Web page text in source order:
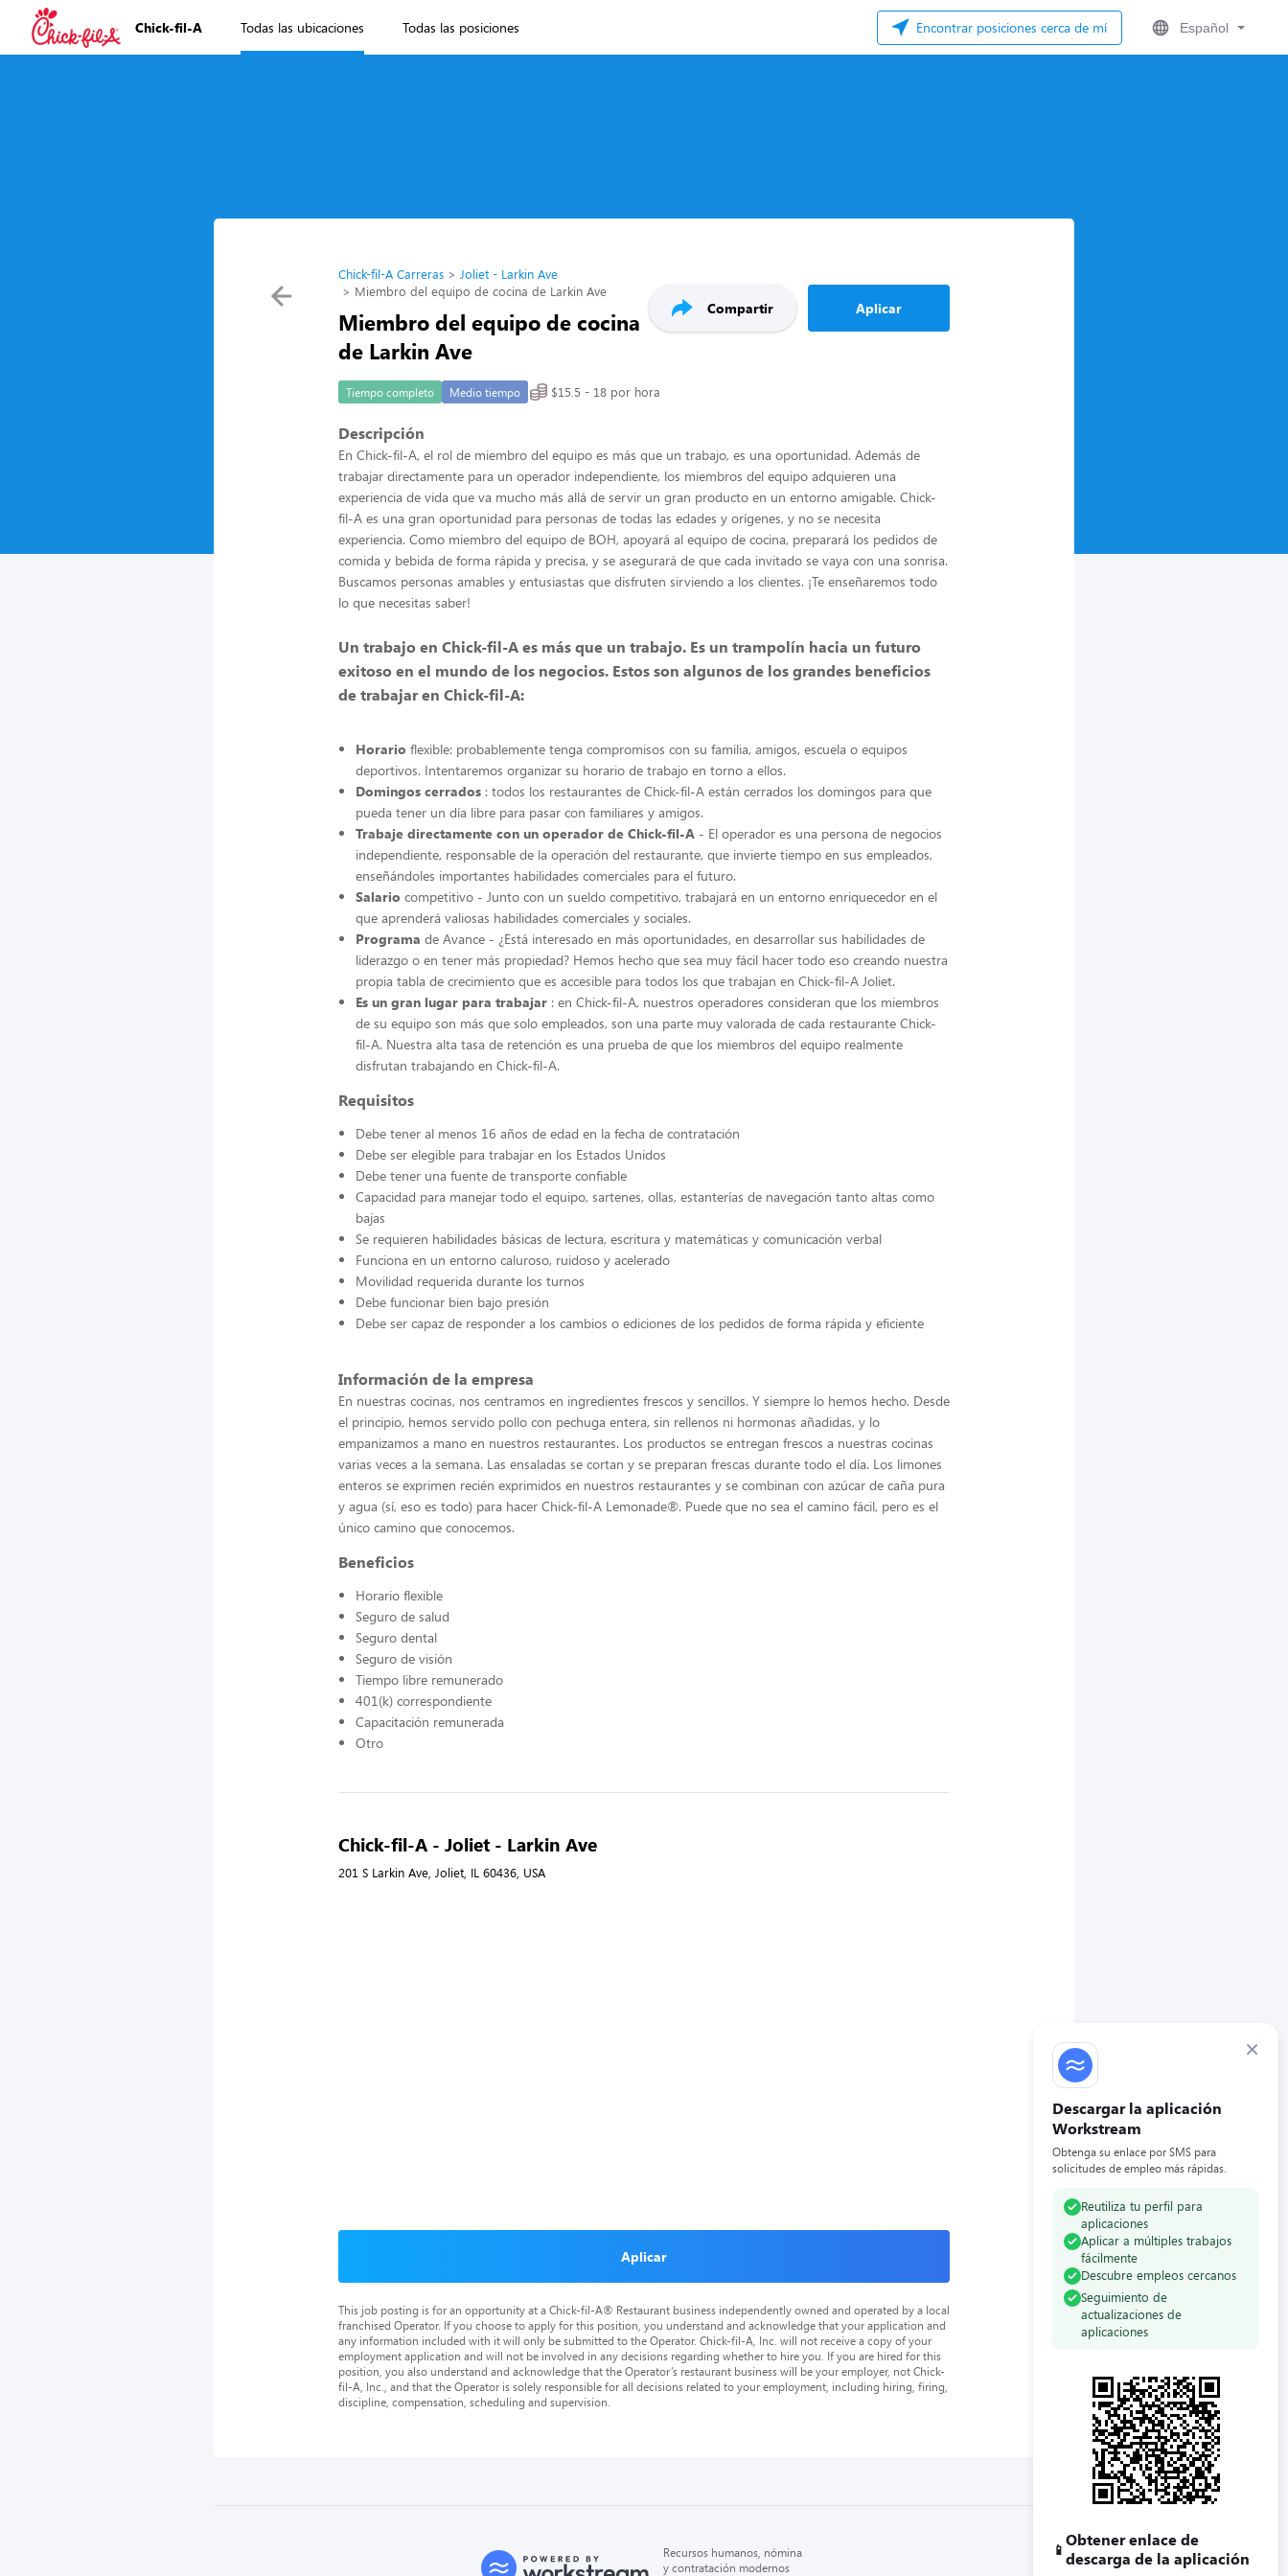
Chick-fil-A Todas las ubicaciones Todas las posiciones Encontrar posiciones cerca de mí Español
×
Descargar la aplicación
Workstream
Obtenga su enlace por SMS para
solicitudes de empleo más rápidas.
Reutiliza tu perfil para
aplicaciones
Aplicar a múltiples trabajos
fácilmente
Descubre empleos cercanos
Seguimiento de
actualizaciones de
aplicaciones
📱 Obtener enlace de
descarga de la aplicación
Chick-fil-A Carreras
Joliet - Larkin Ave
Miembro del equipo de cocina de Larkin Ave
Miembro del equipo de cocina
de Larkin Ave
Compartir Aplicar
Tiempo completo Medio tiempo $15.5 - 18 por hora
Descripción
En Chick-fil-A, el rol de miembro del equipo es más que un trabajo, es una oportunidad. Además de
trabajar directamente para un operador independiente, los miembros del equipo adquieren una
experiencia de vida que va mucho más allá de servir un gran producto en un entorno amigable. Chick-
fil-A es una gran oportunidad para personas de todas las edades y orígenes, y no se necesita
experiencia. Como miembro del equipo de BOH, apoyará al equipo de cocina, preparará los pedidos de
comida y bebida de forma rápida y precisa, y se asegurará de que cada invitado se vaya con una sonrisa.
Buscamos personas amables y entusiastas que disfruten sirviendo a los clientes. ¡Te enseñaremos todo
lo que necesitas saber!
Un trabajo en Chick-fil-A es más que un trabajo. Es un trampolín hacia un futuro
exitoso en el mundo de los negocios. Estos son algunos de los grandes beneficios
de trabajar en Chick-fil-A:
Horario flexible: probablemente tenga compromisos con su familia, amigos, escuela o equipos
deportivos. Intentaremos organizar su horario de trabajo en torno a ellos.
Domingos cerrados : todos los restaurantes de Chick-fil-A están cerrados los domingos para que
pueda tener un día libre para pasar con familiares y amigos.
Trabaje directamente con un operador de Chick-fil-A - El operador es una persona de negocios
independiente, responsable de la operación del restaurante, que invierte tiempo en sus empleados,
enseñándoles importantes habilidades comerciales para el futuro.
Salario competitivo - Junto con un sueldo competitivo, trabajará en un entorno enriquecedor en el
que aprenderá valiosas habilidades comerciales y sociales.
Programa de Avance - ¿Está interesado en más oportunidades, en desarrollar sus habilidades de
liderazgo o en tener más propiedad? Hemos hecho que sea muy fácil hacer todo eso creando nuestra
propia tabla de crecimiento que es accesible para todos los que trabajan en Chick-fil-A Joliet.
Es un gran lugar para trabajar : en Chick-fil-A, nuestros operadores consideran que los miembros
de su equipo son más que solo empleados, son una parte muy valorada de cada restaurante Chick-
fil-A. Nuestra alta tasa de retención es una prueba de que los miembros del equipo realmente
disfrutan trabajando en Chick-fil-A.
Requisitos
Debe tener al menos 16 años de edad en la fecha de contratación
Debe ser elegible para trabajar en los Estados Unidos
Debe tener una fuente de transporte confiable
Capacidad para manejar todo el equipo, sartenes, ollas, estanterías de navegación tanto altas como
bajas
Se requieren habilidades básicas de lectura, escritura y matemáticas y comunicación verbal
Funciona en un entorno caluroso, ruidoso y acelerado
Movilidad requerida durante los turnos
Debe funcionar bien bajo presión
Debe ser capaz de responder a los cambios o ediciones de los pedidos de forma rápida y eficiente
Información de la empresa
En nuestras cocinas, nos centramos en ingredientes frescos y sencillos. Y siempre lo hemos hecho. Desde
el principio, hemos servido pollo con pechuga entera, sin rellenos ni hormonas añadidas, y lo
empanizamos a mano en nuestros restaurantes. Los productos se entregan frescos a nuestras cocinas
varias veces a la semana. Las ensaladas se cortan y se preparan frescas durante todo el día. Los limones
enteros se exprimen recién exprimidos en nuestros restaurantes y se combinan con azúcar de caña pura
y agua (sí, eso es todo) para hacer Chick-fil-A Lemonade®. Puede que no sea el camino fácil, pero es el
único camino que conocemos.
Beneficios
Horario flexible
Seguro de salud
Seguro dental
Seguro de visión
Tiempo libre remunerado
401(k) correspondiente
Capacitación remunerada
Otro
Chick-fil-A - Joliet - Larkin Ave
201 S Larkin Ave, Joliet, IL 60436, USA
Aplicar
This job posting is for an opportunity at a Chick-fil-A® Restaurant business independently owned and operated by a local
franchised Operator. If you choose to apply for this position, you understand and acknowledge that your application and
any information included with it will only be submitted to the Operator. Chick-fil-A, Inc. will not receive a copy of your
employment application and will not be involved in any decisions regarding whether to hire you. If you are hired for this
position, you also understand and acknowledge that the Operator’s restaurant business will be your employer, not Chick-
fil-A, Inc., and that the Operator is solely responsible for all decisions related to your employment, including hiring, firing,
discipline, compensation, scheduling and supervision.
Recursos humanos, nómina
y contratación modernos